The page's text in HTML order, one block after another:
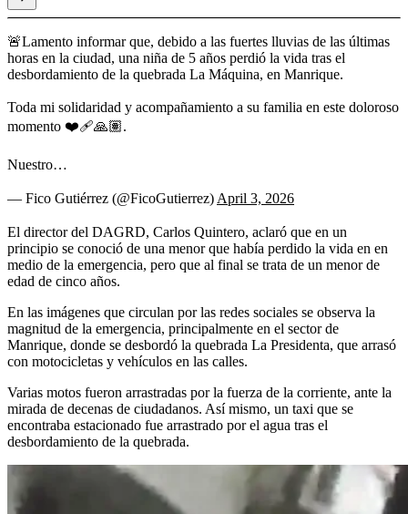
🚨Lamento informar que, debido a las fuertes lluvias de las últimas
horas en la ciudad, una niña de 5 años perdió la vida tras el
desbordamiento de la quebrada La Máquina, en Manrique.
Toda mi solidaridad y acompañamiento a su familia en este doloroso
momento ❤️‍🩹🙏🏽.
Nuestro…
— Fico Gutiérrez (@FicoGutierrez) April 3, 2026
El director del DAGRD, Carlos Quintero, aclaró que en un
principio se conoció de una menor que había perdido la vida en en
medio de la emergencia, pero que al final se trata de un menor de
edad de cinco años.
En las imágenes que circulan por las redes sociales se observa la
magnitud de la emergencia, principalmente en el sector de
Manrique, donde se desbordó la quebrada La Presidenta, que arrasó
con motocicletas y vehículos en las calles.
Varias motos fueron arrastradas por la fuerza de la corriente, ante la
mirada de decenas de ciudadanos. Así mismo, un taxi que se
encontraba estacionado fue arrastrado por el agua tras el
desbordamiento de la quebrada.